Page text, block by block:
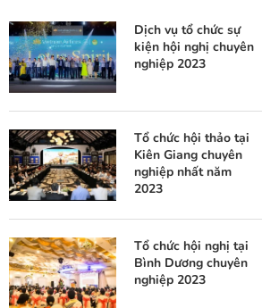
Dịch vụ tổ chức sự
kiện hội nghị chuyên
nghiệp 2023
Tổ chức hội thảo tại
Kiên Giang chuyên
nghiệp nhất năm
2023
Tổ chức hội nghị tại
Bình Dương chuyên
nghiệp 2023